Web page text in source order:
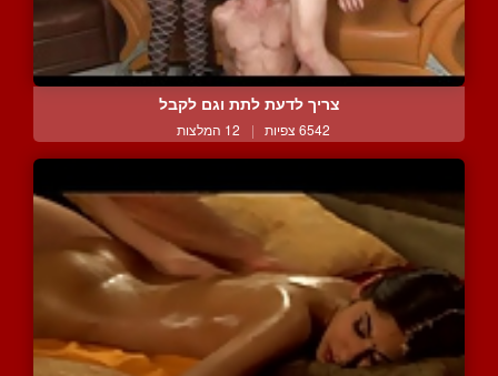
צריך לדעת לתת וגם לקבל
6542 צפיות | 12 המלצות